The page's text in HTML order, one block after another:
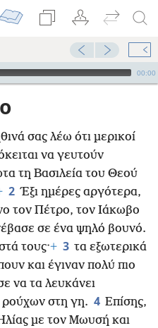
00:00
σας λέω ότι μερικοί
να γευτούν
τη Βασιλεία του Θεού
2 Έξι ημέρες αργότερα,
τον Πέτρο, τον Ιάκωβο
σε ένα ψηλό βουνό.
τους·+ 3 τα εξωτερικά
και έγιναν πολύ πιο
να τα λευκάνει
ρούχων στη γη. 4 Επίσης,
με τον Μωυσή και